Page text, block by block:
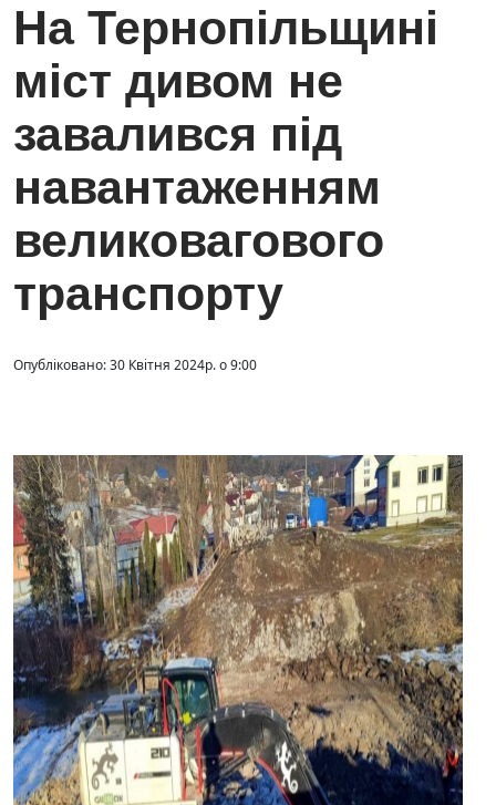
На Тернопільщині
міст дивом не
завалився під
навантаженням
великовагового
транспорту
Опубліковано: 30 Квітня 2024р. о 9:00